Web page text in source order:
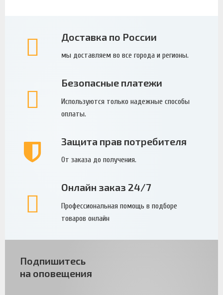
Доставка по России
мы доставляем во все города и регионы.
Безопасные платежи
Используются только надежные способы
оплаты.
Защита прав потребителя
От заказа до получения.
Онлайн заказ 24/7
Профессиональная помощь в подборе
товаров онлайн
Подпишитесь
на оповещения